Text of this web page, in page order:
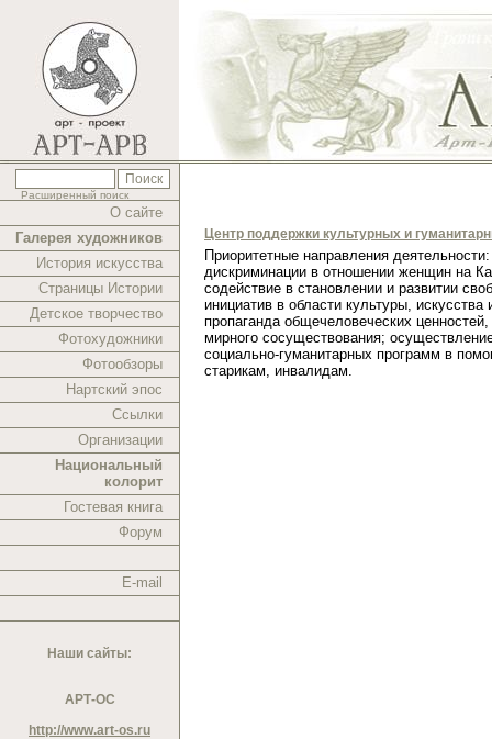
Расширенный поиск
О сайте
Галерея художников
История искусства
Страницы Истории
Детское творчество
Фотохудожники
Фотообзоры
Нартский эпос
Ссылки
Организации
Национальный
колорит
Гостевая книга
Форум
E-mail
Наши сайты:
АРТ-ОС
http://www.art-os.ru
Центр поддержки культурных и
Приоритетные направления
дискриминации в отношении женщин на
содействие в становлении и развитии
инициатив в области культуры, искусства
пропаганда общечеловеческих
мирного сосуществования;
социально-гуманитарных программ в
старикам, инвалидам.